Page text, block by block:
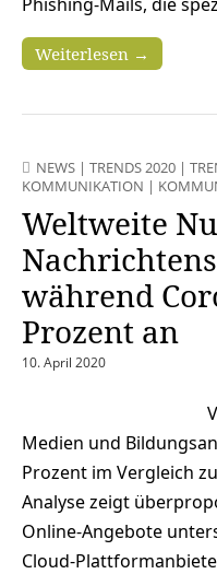
Weiterlesen →
NEWS | TRENDS 2020 |
KOMMUNIKATION |
Weltweite
während
Prozent an
10. April 2020
Medien und
Prozent im Vergleich
Analyse zeigt
Online-Angebote
Cloud-